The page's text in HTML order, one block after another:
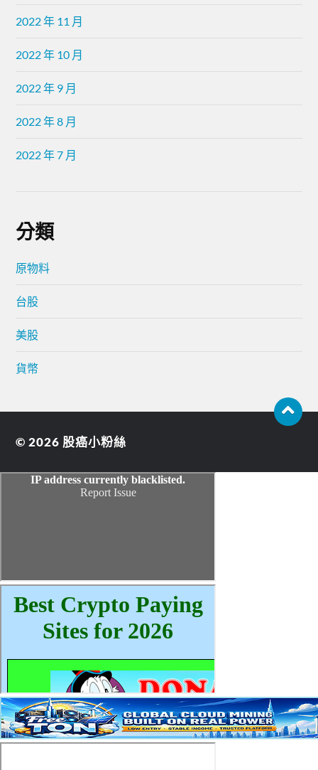
2022 年 11 月
2022 年 10 月
2022 年 9 月
2022 年 8 月
2022 年 7 月
分類
原物料
台股
美股
貨幣
© 2026 股癌小粉絲